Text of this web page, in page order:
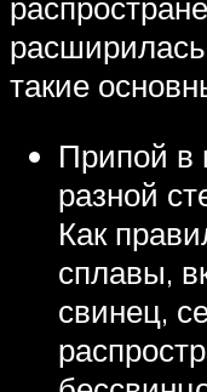
такие
Припой в
разной
Как
сплавы,
свинец,